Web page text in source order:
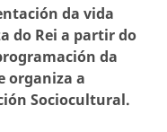
da vida
do Rei a partir do
da
organiza a
Sociocultural.